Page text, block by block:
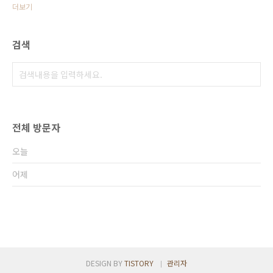
더보기
검색
전체 방문자
오늘
어제
DESIGN BYTISTORY 관리자